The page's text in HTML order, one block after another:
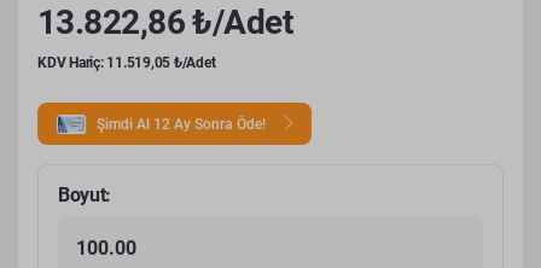
13.822,86 ₺/Adet
KDV Hariç: 11.519,05 ₺/Adet
Şimdi Al 12 Ay Sonra Öde!
Boyut:
100.00